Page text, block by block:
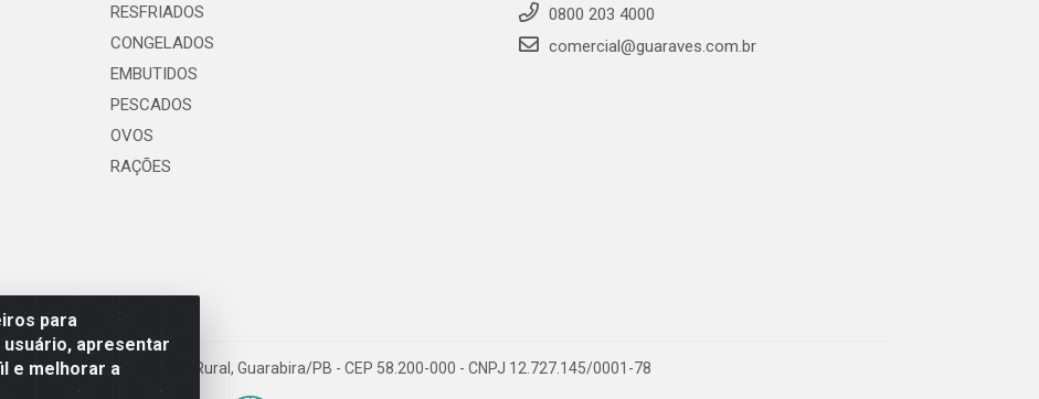
para
apresentar
e melhorar a
RESFRIADOS
CONGELADOS
EMBUTIDOS
PESCADOS
OVOS
RAÇÕES
0800 203 4000
comercial@guaraves.com.br
- PB 075 KM 2, S/N - Zona Rural, Guarabira/PB - CEP 58.200-000 - CNPJ 12.727.145/0001-78